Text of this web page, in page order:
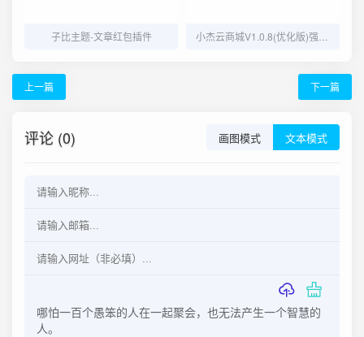
子比主题-文章红包插件 小杰云商城V1.0.8(优化版)强势上线
上一篇 下一篇
评论 (0) 画图模式 文本模式